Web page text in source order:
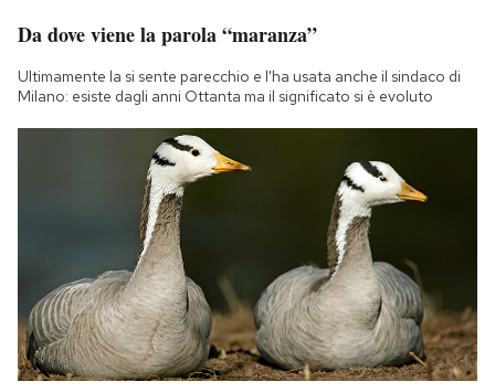
Da dove viene la parola “maranza”
Ultimamente la si sente parecchio e l'ha usata anche il sindaco di
Milano: esiste dagli anni Ottanta ma il significato si è evoluto